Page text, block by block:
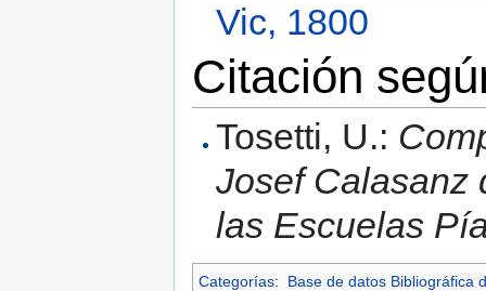
Vic, 1800
Citación
Tosetti, U.:
Josef Calasanz
las Escuelas
Categorías: Base de datos Bibliográfica